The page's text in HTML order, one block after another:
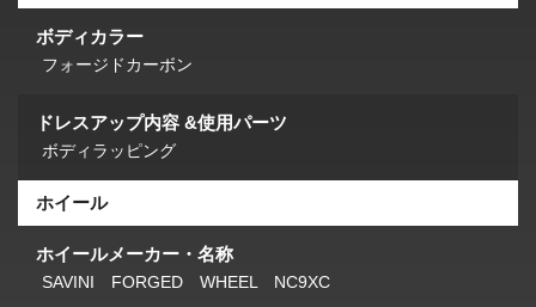
ボディカラー
フォージドカーボン
ドレスアップ内容 &使用パーツ
ボディラッピング
ホイール
ホイールメーカー・名称
SAVINI FORGED WHEEL NC9XC